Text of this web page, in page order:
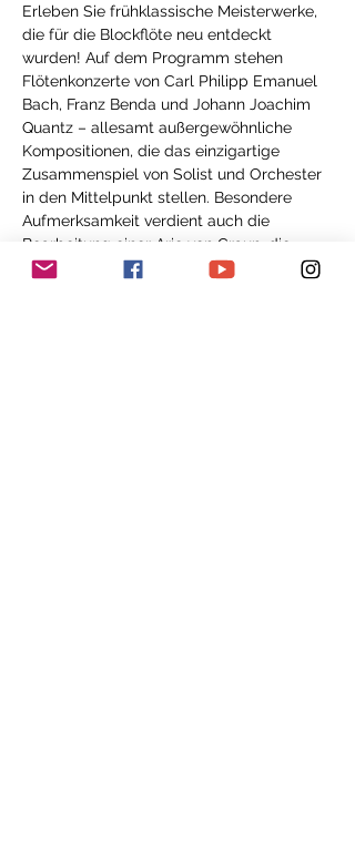
Erleben Sie frühklassische Meisterwerke,
die für die Blockflöte neu entdeckt
wurden! Auf dem Programm stehen
Flötenkonzerte von Carl Philipp Emanuel
Bach, Franz Benda und Johann Joachim
Quantz – allesamt außergewöhnliche
Kompositionen, die das einzigartige
Zusammenspiel von Solist und Orchester
in den Mittelpunkt stellen. Besondere
Aufmerksamkeit verdient auch die
Bearbeitung einer Arie von Graun, die
Isaac Makhdoomi eigens für die Blockflöte